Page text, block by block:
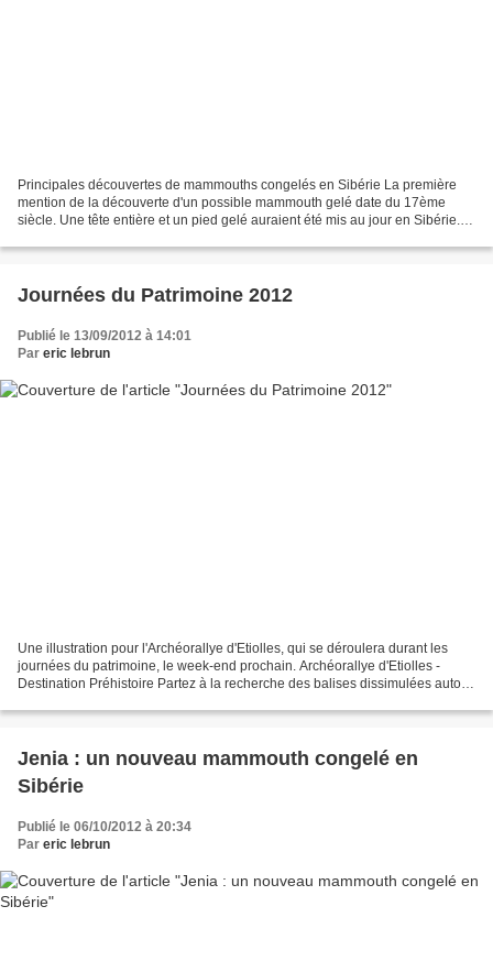
Principales découvertes de mammouths congelés en Sibérie La première
mention de la découverte d'un possible mammouth gelé date du 17ème
siècle. Une tête entière et un pied gelé auraient été mis au jour en Sibérie.
Journées du Patrimoine 2012
Publié le 13/09/2012 à 14:01
Par eric lebrun
Une illustration pour l'Archéorallye d'Etiolles, qui se déroulera durant les
journées du patrimoine, le week-end prochain. Archéorallye d'Etiolles -
Destination Préhistoire Partez à la recherche des balises dissimulées autour
Jenia : un nouveau mammouth congelé en
Sibérie
Publié le 06/10/2012 à 20:34
Par eric lebrun